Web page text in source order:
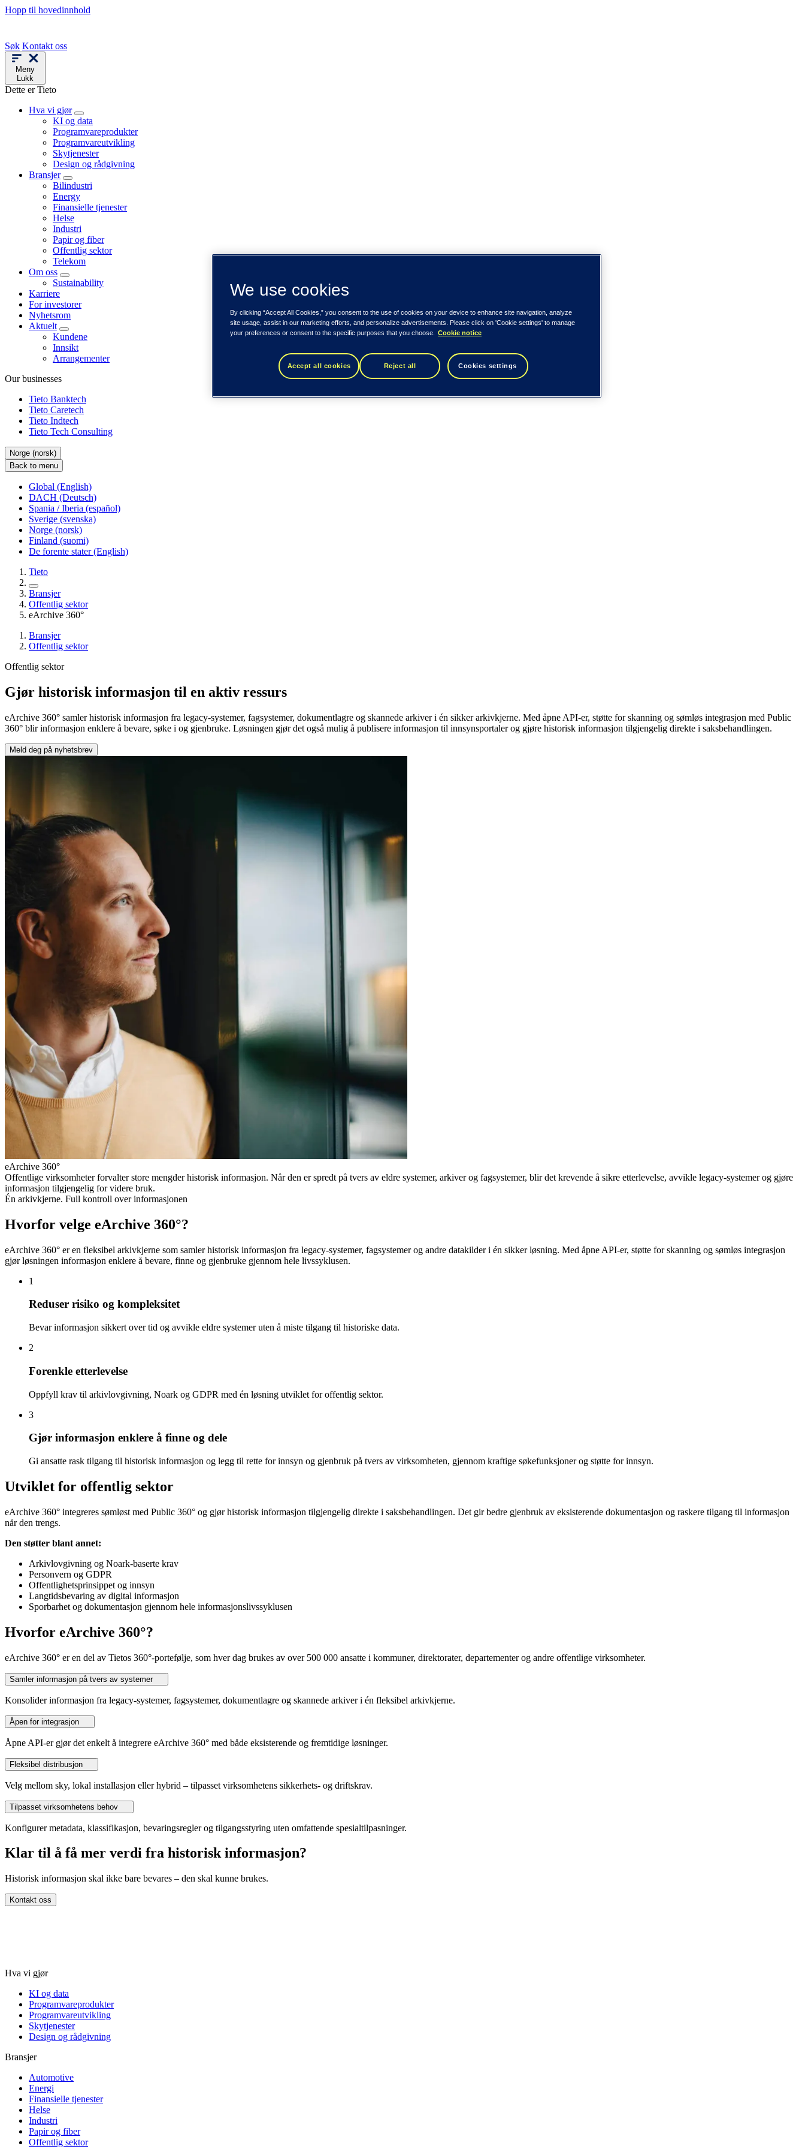
Hopp til hovedinnhold
Søk Kontakt oss
Meny
Lukk
Dette er Tieto
Hva vi gjør
KI og data
Programvareprodukter
Programvareutvikling
Skytjenester
Design og rådgivning
Bransjer
Bilindustri
Energy
Finansielle tjenester
Helse
Industri
Papir og fiber
Offentlig sektor
Telekom
Om oss
Sustainability
Karriere
For investorer
Nyhetsrom
Aktuelt
Kundene
Innsikt
Arrangementer
Our businesses
Tieto Banktech
Tieto Caretech
Tieto Indtech
Tieto Tech Consulting
Norge (norsk)
Back to menu
Global (English)
DACH (Deutsch)
Spania / Iberia (español)
Sverige (svenska)
Norge (norsk)
Finland (suomi)
De forente stater (English)
Tieto
Bransjer
Offentlig sektor
eArchive 360°
Bransjer
Offentlig sektor
Offentlig sektor
Gjør historisk informasjon til en aktiv ressurs
eArchive 360° samler historisk informasjon fra legacy-systemer, fagsystemer, dokumentlagre og skannede arkiver i én sikker arkivkjerne. Med åpne API-er, støtte for skanning og sømløs integrasjon med Public
360° blir informasjon enklere å bevare, søke i og gjenbruke. Løsningen gjør det også mulig å publisere informasjon til innsynsportaler og gjøre historisk informasjon tilgjengelig direkte i saksbehandlingen.
Meld deg på nyhetsbrev
eArchive 360°
Offentlige virksomheter forvalter store mengder historisk informasjon. Når den er spredt på tvers av eldre systemer, arkiver og fagsystemer, blir det krevende å sikre etterlevelse, avvikle legacy-systemer og gjøre
informasjon tilgjengelig for videre bruk.
Én arkivkjerne. Full kontroll over informasjonen
Hvorfor velge eArchive 360°?
eArchive 360° er en fleksibel arkivkjerne som samler historisk informasjon fra legacy-systemer, fagsystemer og andre datakilder i én sikker løsning. Med åpne API-er, støtte for skanning og sømløs integrasjon
gjør løsningen informasjon enklere å bevare, finne og gjenbruke gjennom hele livssyklusen.
1
Reduser risiko og kompleksitet
Bevar informasjon sikkert over tid og avvikle eldre systemer uten å miste tilgang til historiske data.
2
Forenkle etterlevelse
Oppfyll krav til arkivlovgivning, Noark og GDPR med én løsning utviklet for offentlig sektor.
3
Gjør informasjon enklere å finne og dele
Gi ansatte rask tilgang til historisk informasjon og legg til rette for innsyn og gjenbruk på tvers av virksomheten, gjennom kraftige søkefunksjoner og støtte for innsyn.
Utviklet for offentlig sektor
eArchive 360° integreres sømløst med Public 360° og gjør historisk informasjon tilgjengelig direkte i saksbehandlingen. Det gir bedre gjenbruk av eksisterende dokumentasjon og raskere tilgang til informasjon
når den trengs.
Den støtter blant annet:
Arkivlovgivning og Noark-baserte krav
Personvern og GDPR
Offentlighetsprinsippet og innsyn
Langtidsbevaring av digital informasjon
Sporbarhet og dokumentasjon gjennom hele informasjonslivssyklusen
Hvorfor eArchive 360°?
eArchive 360° er en del av Tietos 360°-portefølje, som hver dag brukes av over 500 000 ansatte i kommuner, direktorater, departementer og andre offentlige virksomheter.
Samler informasjon på tvers av systemer
Konsolider informasjon fra legacy-systemer, fagsystemer, dokumentlagre og skannede arkiver i én fleksibel arkivkjerne.
Åpen for integrasjon
Åpne API-er gjør det enkelt å integrere eArchive 360° med både eksisterende og fremtidige løsninger.
Fleksibel distribusjon
Velg mellom sky, lokal installasjon eller hybrid – tilpasset virksomhetens sikkerhets- og driftskrav.
Tilpasset virksomhetens behov
Konfigurer metadata, klassifikasjon, bevaringsregler og tilgangsstyring uten omfattende spesialtilpasninger.
Klar til å få mer verdi fra historisk informasjon?
Historisk informasjon skal ikke bare bevares – den skal kunne brukes.
Kontakt oss
Hva vi gjør
KI og data
Programvareprodukter
Programvareutvikling
Skytjenester
Design og rådgivning
Bransjer
Automotive
Energi
Finansielle tjenester
Helse
Industri
Papir og fiber
Offentlig sektor
We use cookies
By clicking “Accept All Cookies,” you consent to the use of cookies on your device to enhance site navigation, analyze
site usage, assist in our marketing efforts, and personalize advertisements. Please click on 'Cookie settings' to manage
your preferences or consent to the specific purposes that you choose.
Cookie notice
Accept all cookies Reject all Cookies settings